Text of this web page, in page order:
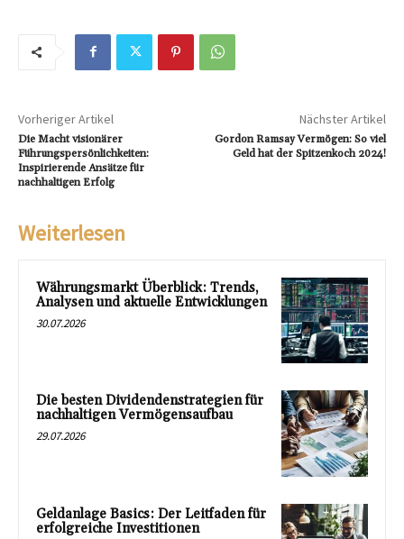
Vorheriger Artikel
Die Macht visionärer
Führungspersönlichkeiten:
Inspirierende Ansätze für
nachhaltigen Erfolg
Nächster Artikel
Gordon Ramsay Vermögen: So viel
Geld hat der Spitzenkoch 2024!
Weiterlesen
Währungsmarkt Überblick: Trends,
Analysen und aktuelle Entwicklungen
30.07.2026
Die besten Dividendenstrategien für
nachhaltigen Vermögensaufbau
29.07.2026
Geldanlage Basics: Der Leitfaden für
erfolgreiche Investitionen